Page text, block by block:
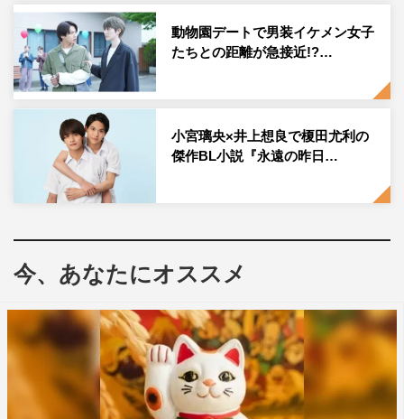
『永遠の昨日』にて山田浩一役を演じさせていただきまし
た。
小宮璃央です！
僕にとってもすごくうれしいお知らせでした。
放送中のみならず、放送が終わった後でも『永遠の昨日』
を好きでいてくださる方々が多くうれしい限りです。
この作品を盛り上げてくださった皆さまに感謝しておりま
完全版放送を楽しみにお待ちください！
僕自身もとても楽しみにしています！
青海満役役：井上想良 コメント
『永遠の昨日 完全版』の放送が決定致しました。自分の
初主演ドラマがもう一度放送されること、またたくさんの
動物園デートで男装イケメン女子
たちとの距離が急接近!?…
小宮璃央×井上想良で榎田尤利の
傑作BL小説『永遠の昨日…
今、あなたにオススメ